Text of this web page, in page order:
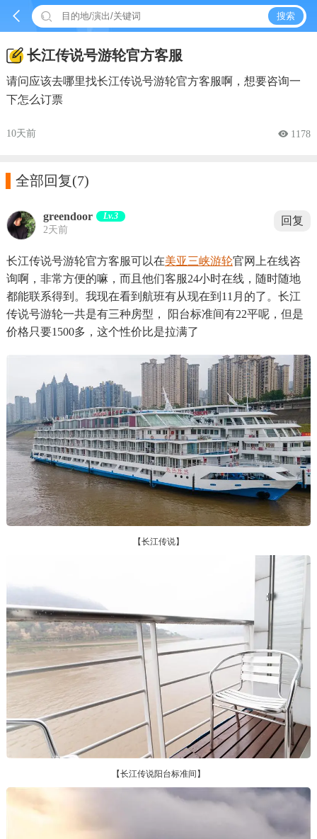
  搜索
长江传说号游轮官方客服
请问应该去哪里找长江传说号游轮官方客服啊，想要咨询一
下怎么订票
10天前  1178
全部回复(7)
greendoor Lv.3
2天前
回复
长江传说号游轮官方客服可以在美亚三峡游轮官网上在线咨
询啊，非常方便的嘛，而且他们客服24小时在线，随时随地
都能联系得到。我现在看到航班有从现在到11月的了。长江
传说号游轮一共是有三种房型， 阳台标准间有22平呢，但是
价格只要1500多，这个性价比是拉满了
【长江传说】
【长江传说阳台标准间】